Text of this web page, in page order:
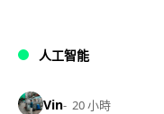
人工智能
Vin 20 小時